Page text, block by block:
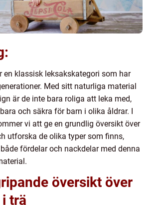
en klassisk leksakskategori som har
Med sitt naturliga material
är de inte bara roliga att leka med,
och säkra för barn i olika åldrar. I
vi att ge en grundlig översikt över
utforska de olika typer som finns,
fördelar och nackdelar med denna
översikt över
trä